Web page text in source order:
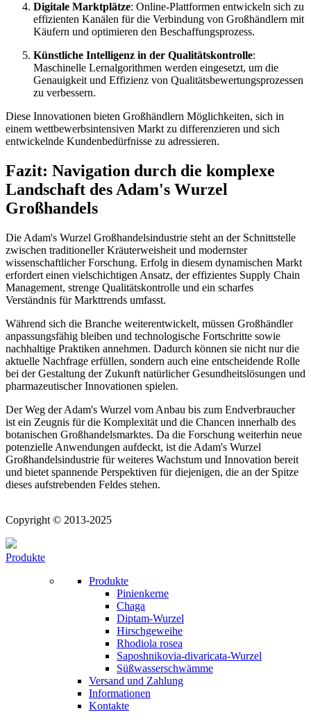
Digitale Marktplätze: Online-Plattformen entwickeln sich zu
effizienten Kanälen für die Verbindung von Großhändlern mit
Käufern und optimieren den Beschaffungsprozess.
Künstliche Intelligenz in der Qualitätskontrolle:
Maschinelle Lernalgorithmen werden eingesetzt, um die
Genauigkeit und Effizienz von Qualitätsbewertungsprozessen
zu verbessern.
Diese Innovationen bieten Großhändlern Möglichkeiten, sich in
einem wettbewerbsintensiven Markt zu differenzieren und sich
entwickelnde Kundenbedürfnisse zu adressieren.
Fazit: Navigation durch die komplexe
Landschaft des Adam's Wurzel
Großhandels
Die Adam's Wurzel Großhandelsindustrie steht an der Schnittstelle
zwischen traditioneller Kräuterweisheit und modernster
wissenschaftlicher Forschung. Erfolg in diesem dynamischen Markt
erfordert einen vielschichtigen Ansatz, der effizientes Supply Chain
Management, strenge Qualitätskontrolle und ein scharfes
Verständnis für Markttrends umfasst.
Während sich die Branche weiterentwickelt, müssen Großhändler
anpassungsfähig bleiben und technologische Fortschritte sowie
nachhaltige Praktiken annehmen. Dadurch können sie nicht nur die
aktuelle Nachfrage erfüllen, sondern auch eine entscheidende Rolle
bei der Gestaltung der Zukunft natürlicher Gesundheitslösungen und
pharmazeutischer Innovationen spielen.
Der Weg der Adam's Wurzel vom Anbau bis zum Endverbraucher
ist ein Zeugnis für die Komplexität und die Chancen innerhalb des
botanischen Großhandelsmarktes. Da die Forschung weiterhin neue
potenzielle Anwendungen aufdeckt, ist die Adam's Wurzel
Großhandelsindustrie für weiteres Wachstum und Innovation bereit
und bietet spannende Perspektiven für diejenigen, die an der Spitze
dieses aufstrebenden Feldes stehen.
Copyright © 2013-2025
Produkte
Produkte
Pinienkerne
Chaga
Diptam-Wurzel
Hirschgeweihe
Rhodiola rosea
Saposhnikovia-divaricata-Wurzel
Süßwasserschwämme
Versand und Zahlung
Informationen
Kontakte